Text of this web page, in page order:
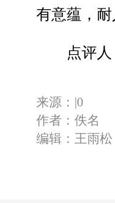
有意蕴，耐
点评人：
来源：|0
作者：佚名
编辑：王雨松